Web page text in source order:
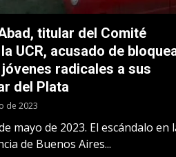
titular del Comité
UCR, acusado de
radicales a sus
del Plata
de 2023
mayo de 2023. El escándalo en
de Buenos Aires...